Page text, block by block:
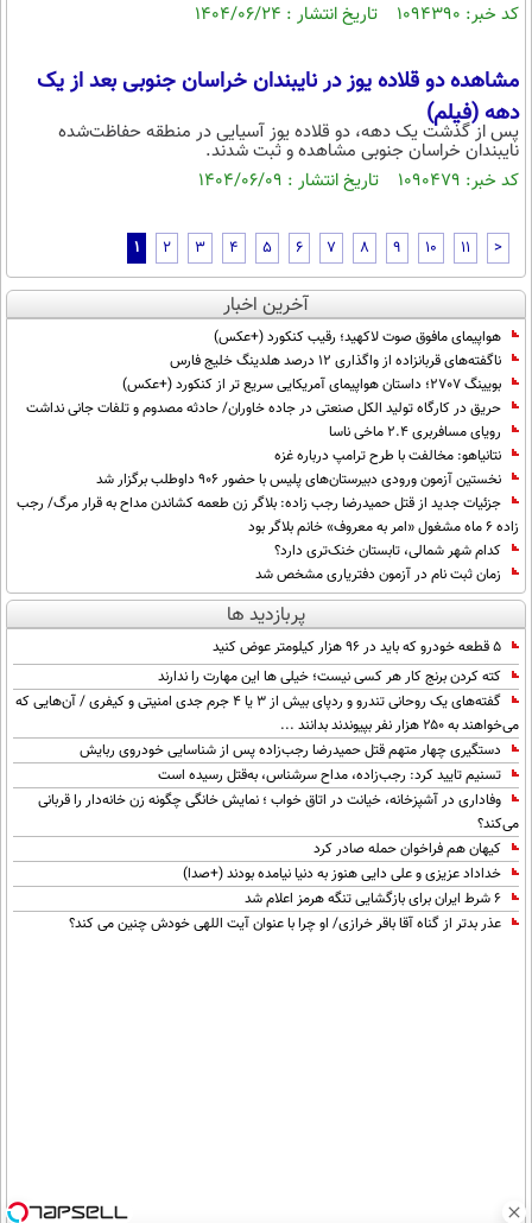
کد خبر: ۱۰۹۴۳۹۰ تاریخ انتشار : ۱۴۰۴/۰۶/۲۴
مشاهده دو قلاده یوز در نایبندان خراسان جنوبی بعد از یک
دهه (فیلم)
پس از گذشت یک دهه، دو قلاده یوز آسیایی در منطقه حفاظت‌شده
نایبندان خراسان جنوبی مشاهده و ثبت شدند.
کد خبر: ۱۰۹۰۴۷۹ تاریخ انتشار : ۱۴۰۴/۰۶/۰۹
1 2 3 4 5 6 7 8 9 10 11 >
آخرین اخبار
هواپیمای مافوق صوت لاکهید؛ رقیب کنکورد (+عکس)
ناگفته‌های قربانزاده از واگذاری ۱۲ درصد هلدینگ خلیج فارس
بویینگ 2707؛ داستان هواپیمای آمریکایی سریع تر از کنکورد (+عکس)
حریق در کارگاه تولید الکل صنعتی در جاده خاوران/ حادثه مصدوم و تلفات جانی نداشت
رویای مسافربری 2.4 ماخی ناسا
نتانیاهو: مخالفت با طرح ترامپ درباره غزه
نخستین آزمون ورودی دبیرستان‌های پلیس با حضور ۹۰۶ داوطلب برگزار شد
جزئیات جدید از قتل حمیدرضا رجب زاده: بلاگر زن طعمه کشاندن مداح به قرار مرگ/ رجب
زاده 6 ماه مشغول «امر به معروف» خانم بلاگر بود
کدام شهر شمالی، تابستان خنک‌تری دارد؟
زمان ثبت نام در آزمون دفتریاری مشخص شد
پربازدید ها
۵ قطعه خودرو که باید در ۹۶ هزار کیلومتر عوض کنید
کته کردن برنج کار هر کسی نیست؛ خیلی ها این مهارت را ندارند
گفته‌های یک روحانی تندرو و ردپای بیش از ۳ یا ۴ جرم جدی امنیتی و کیفری / آن‌هایی که
می‌خواهند به ۲۵۰ هزار نفر بپیوندند بدانند ...
دستگیری چهار متهم قتل حمیدرضا رجب‌زاده پس از شناسایی خودروی ربایش
تسنیم تایید کرد: رجب‌زاده، مداح سرشناس، به‌قتل رسیده است
وفاداری در آشپزخانه، خیانت در اتاق خواب ؛ نمایش خانگی چگونه زن خانه‌دار را قربانی
می‌کند؟
کیهان هم فراخوان حمله صادر کرد
خداداد عزیزی و علی دایی هنوز به دنیا نیامده بودند (+صدا)
۶ شرط ایران برای بازگشایی تنگه هرمز اعلام شد
عذر بدتر از گناه آقا باقر خرازی/ او چرا با عنوان آیت اللهی خودش چنین می کند؟